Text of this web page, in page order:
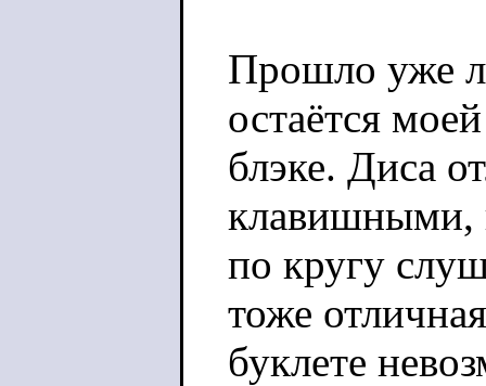
Прошло уже
остаётся
блэке. Диса
по кругу
тоже
буклете